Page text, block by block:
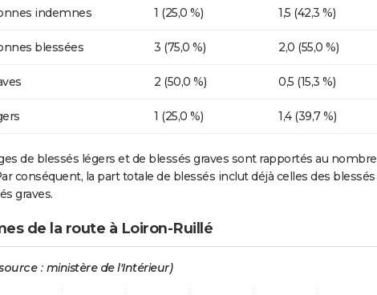
indemnes 1 (25,0 %) 1,5 (42,3 %)
blessées 3 (75,0 %) 2,0 (55,0 %)
2 (50,0 %) 0,5 (15,3 %)
1 (25,0 %) 1,4 (39,7 %)
de blessés légers et de blessés graves sont rapportés au nombre
conséquent, la part totale de blessés inclut déjà celles des blessés
graves.
de la route à Loiron-Ruillé
: ministère de l'Intérieur)